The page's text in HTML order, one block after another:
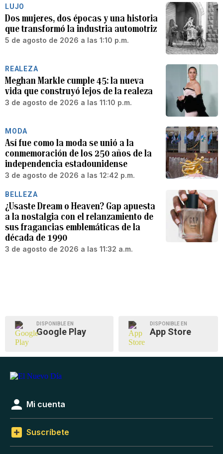
LUJO
Dos mujeres, dos épocas y una historia
que transformó la industria automotriz
5 de agosto de 2026 a las 1:10 p.m.
REALEZA
Meghan Markle cumple 45: la nueva
vida que construyó lejos de la realeza
3 de agosto de 2026 a las 11:10 p.m.
MODA
Así fue como la moda se unió a la
conmemoración de los 250 años de la
independencia estadounidense
3 de agosto de 2026 a las 12:42 p.m.
BELLEZA
¿Usaste Dream o Heaven? Gap apuesta
a la nostalgia con el relanzamiento de
sus fragancias emblemáticas de la
década de 1990
3 de agosto de 2026 a las 11:32 a.m.
DISPONIBLE EN
Google Play
DISPONIBLE EN
App Store
Mi cuenta
Suscríbete